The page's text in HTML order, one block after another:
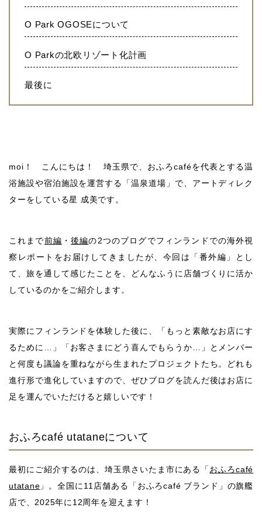
O Park OGOSEについて
O Parkの北欧リゾート化計画
最後に
moi！ こんにちは！ 埼玉県で、おふろcaféを代表とする温
浴施設や宿泊施設を運営する「温泉道場」で、アートディレク
ターをしている星 成美です。
これまで前編 ・後編の2つのブログでフィンランドでの海外視
察レポートをお届けしてきましたが、今回は「番外編」とし
て、旅を通して感じたことを、どんなふうに店舗づくりに活か
しているのかをご紹介します。
実際にフィンランドを体験した後に、「もっと素敵なお店にす
るために…」「お客さまにどう喜んでもらうか…」とメンバー
と何度も議論を重ねながら生まれたプロジェクトたち。どれも
進行形で進化していますので、ぜひブログを読んだ後はお店に
足を運んでいただけると嬉しいです！
おふろcafé utataneについて
最初にご紹介するのは、埼玉県さいたま市にある「 おふろcafé
utatane 」。全国に11店舗ある「おふろcafé ブランド」の旗艦
店で、2025年に12周年を迎えます！